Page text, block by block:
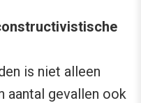
is niet alleen
aantal gevallen ook